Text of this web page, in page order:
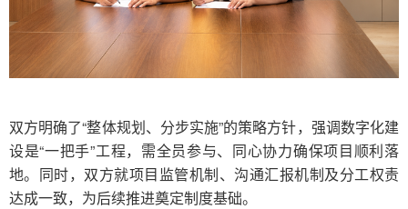
双方明确了“整体规划、分步实施”的策略方针，强调数字化建
设是“一把手”工程，需全员参与、同心协力确保项目顺利落
地。同时，双方就项目监管机制、沟通汇报机制及分工权责
达成一致，为后续推进奠定制度基础。